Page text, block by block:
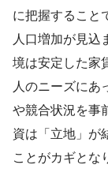
に把握すること
人口増加が見込
境は安定した家
人のニーズにあ
や競合状況を事
資は「立地」が
ことがカギとな